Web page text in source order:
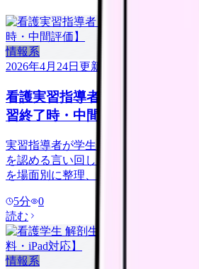
情報系
2026年4月24日 更新
看護実習指導者 コメント例文
習終了時・中間評価】
実習指導者が学生コメントで迷う場
を認める言い回し」「改善要請の柔
を場面別に整理、即コピペで使えます
5分
0
読む
情報系